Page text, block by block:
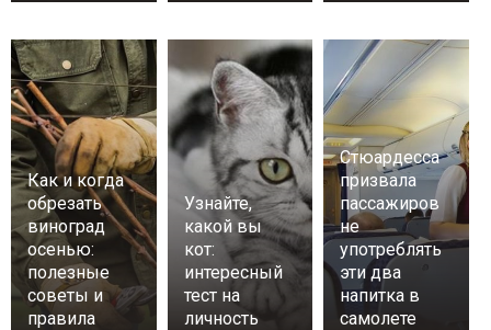
Как и когда
обрезать
виноград
осенью:
полезные
советы и
правила
Узнайте,
какой вы
кот:
интересный
тест на
личность
Стюардесса
призвала
пассажиров
не
употреблять
эти два
напитка в
самолете